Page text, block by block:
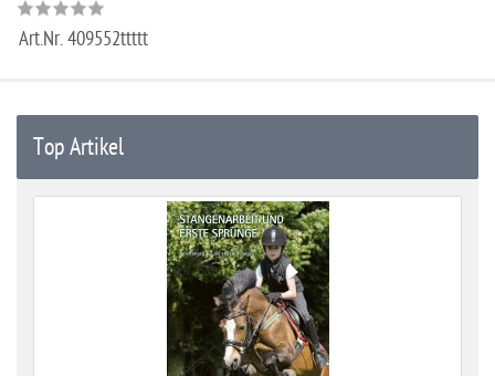
Art.Nr.409552ttttt
Top Artikel